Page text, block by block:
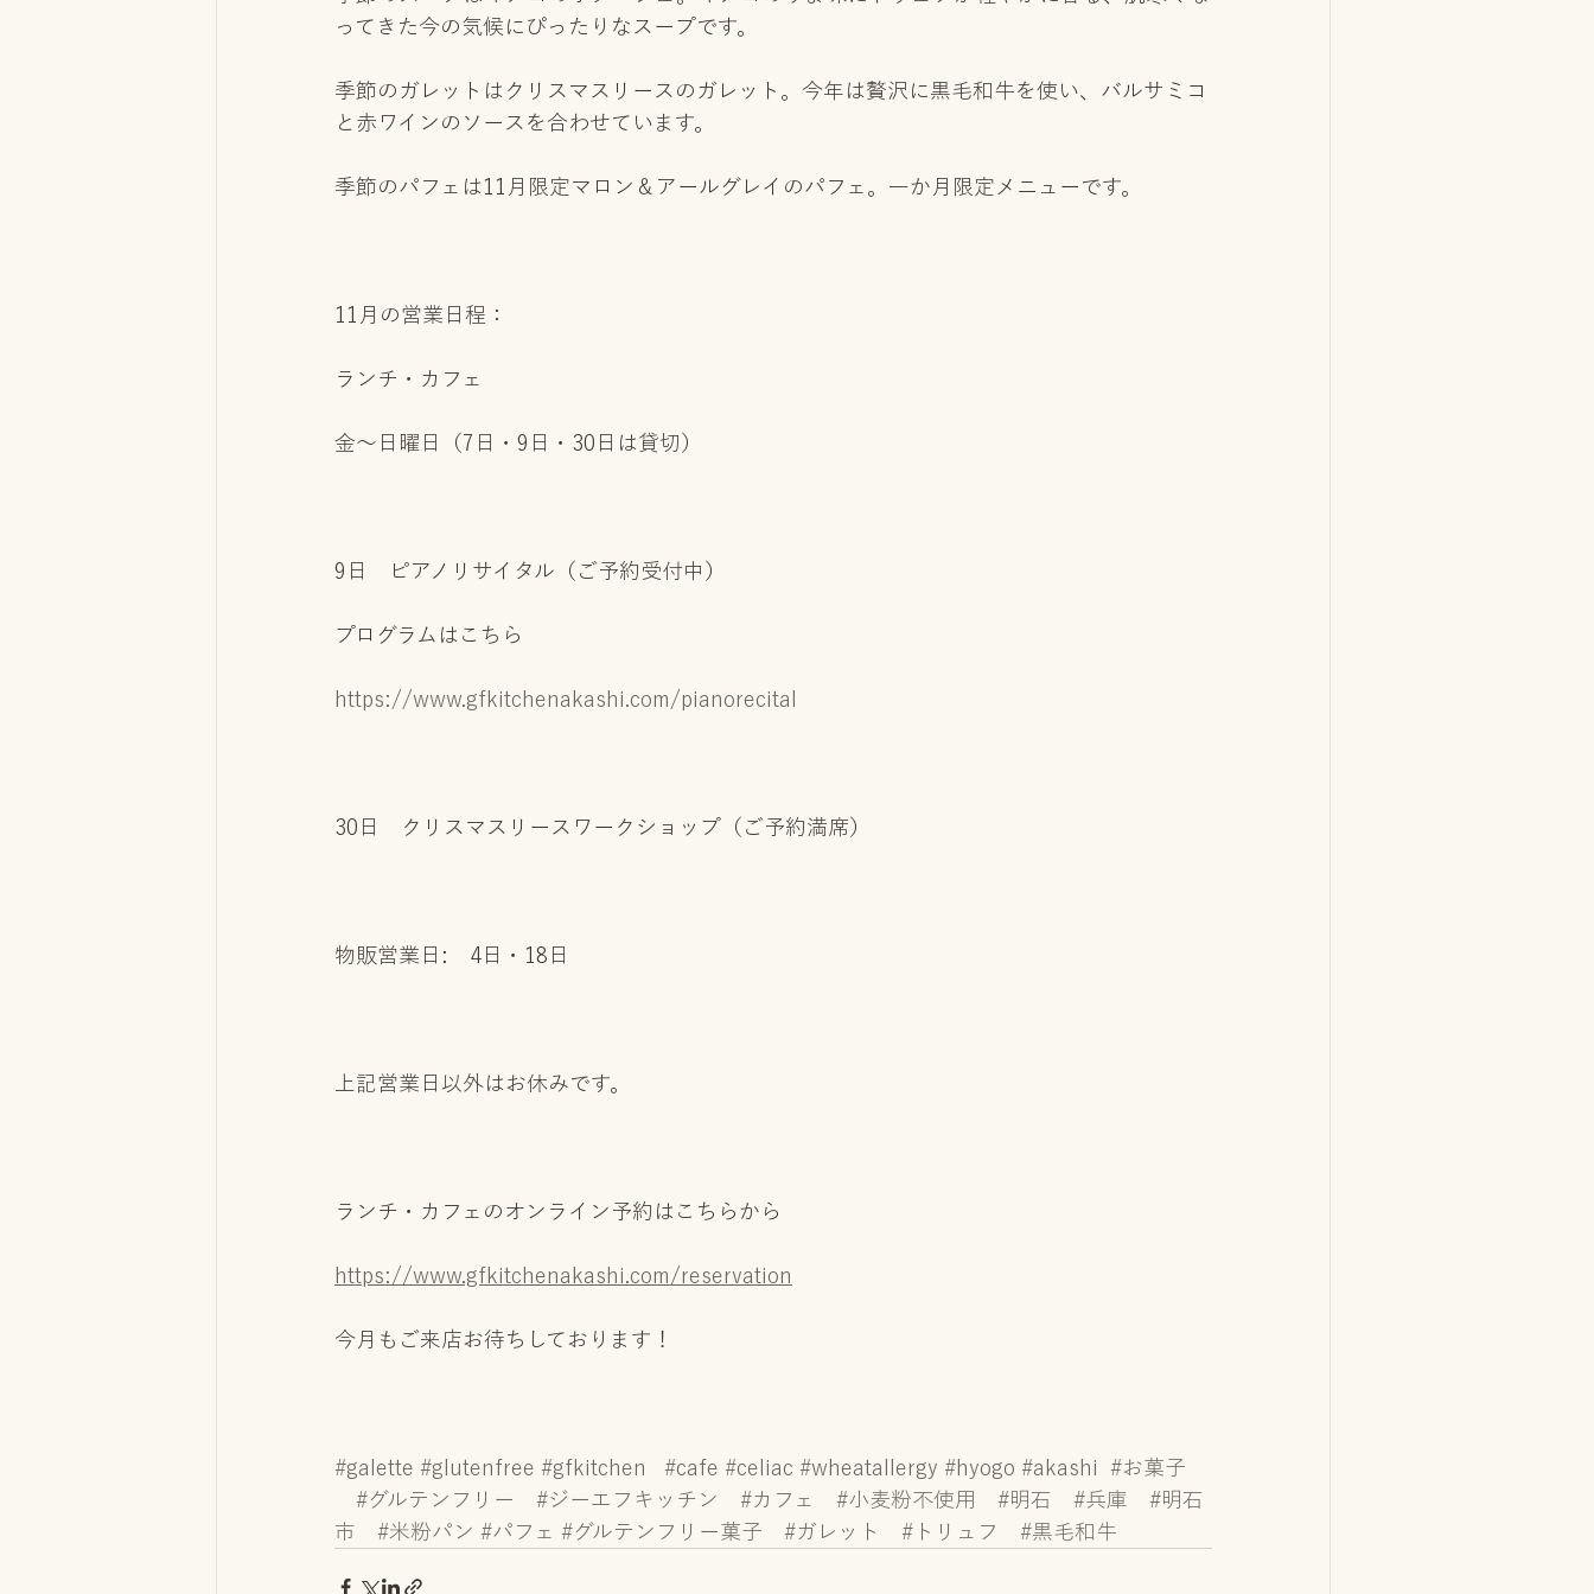
ってきた今の気候にぴったりなスープです。
季節のガレットはクリスマスリースのガレット。今年は贅沢に黒毛和牛を使い、バルサミコ
と赤ワインのソースを合わせています。
季節のパフェは11月限定マロン＆アールグレイのパフェ。一か月限定メニューです。
11月の営業日程：
ランチ・カフェ
金～日曜日（7日・9日・30日は貸切）
9日　ピアノリサイタル（ご予約受付中）
プログラムはこちら
https://www.gfkitchenakashi.com/pianorecital
30日　クリスマスリースワークショップ（ご予約満席）
物販営業日:　4日・18日
上記営業日以外はお休みです。
ランチ・カフェのオンライン予約はこちらから
https://www.gfkitchenakashi.com/reservation
今月もご来店お待ちしております！
#galette #glutenfree #gfkitchen #cafe #celiac #wheatallergy #hyogo #akashi
#お菓子
#グルテンフリー
#ジーエフキッチン #カフェ #小麦粉不使用 #明石 #兵庫
#明石
市
#米粉パン #パフェ #グルテンフリー菓子 #ガレット #トリュフ #黒毛和牛